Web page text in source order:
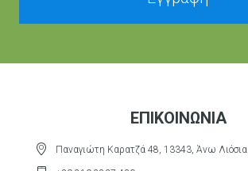
ΕΠΙΚΟΙΝΩΝΊΑ
Παναγιώτη Καρατζά 48, 13343, Άνω Λιόσια